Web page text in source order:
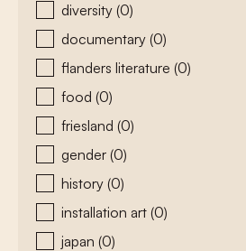
diversity (0)
documentary (0)
flanders literature (0)
food (0)
friesland (0)
gender (0)
history (0)
installation art (0)
japan (0)